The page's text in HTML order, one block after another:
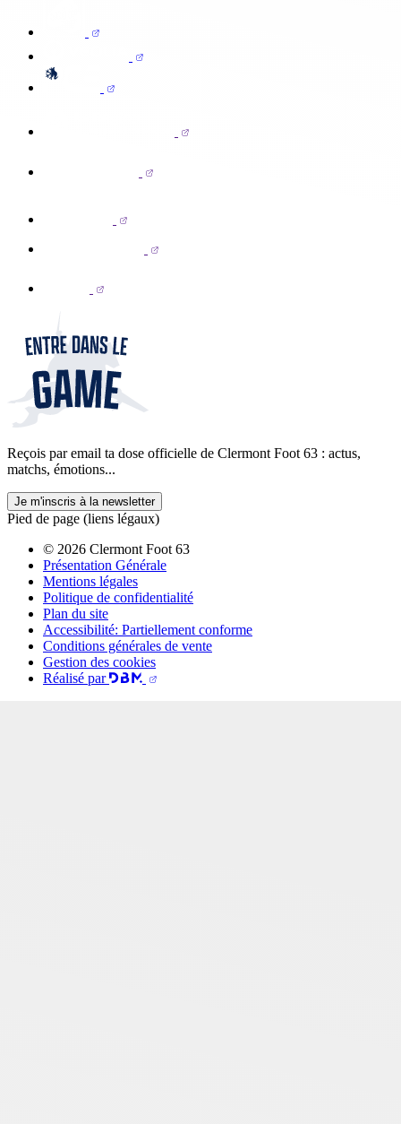
Reçois par email ta dose officielle de Clermont Foot 63 : actus,
matchs, émotions...
Je m'inscris à la newsletter
Pied de page (liens légaux)
© 2026 Clermont Foot 63
Présentation Générale
Mentions légales
Politique de confidentialité
Plan du site
Accessibilité: Partiellement conforme
Conditions générales de vente
Gestion des cookies
Réalisé par